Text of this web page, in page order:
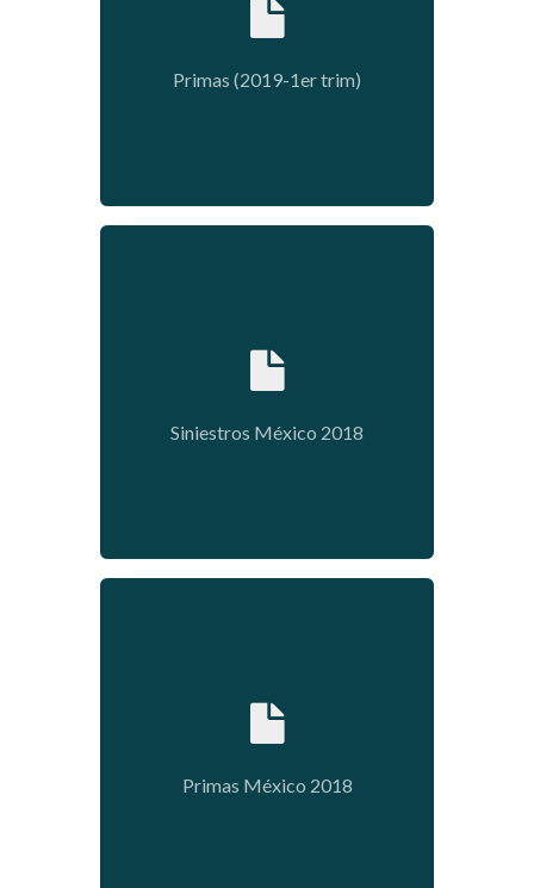
Primas (2019-1er trim)
2019-05-30 17:07:39
Siniestros México 2018
2019-04-29 09:00:14
Primas México 2018
2019-04-29 08:57:26